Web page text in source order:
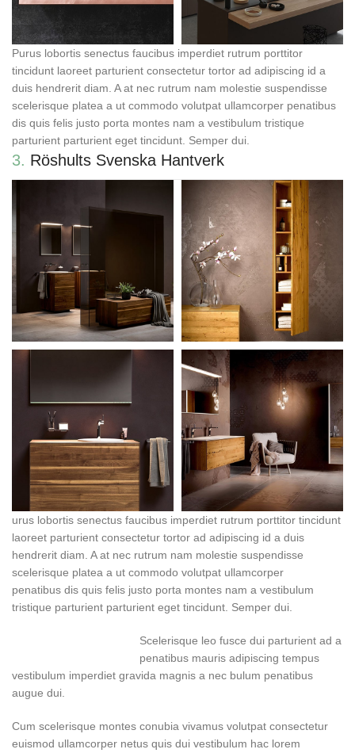
Purus lobortis senectus faucibus imperdiet rutrum porttitor
tincidunt laoreet parturient consectetur tortor ad adipiscing id a
duis hendrerit diam. A at nec rutrum nam molestie suspendisse
scelerisque platea a ut commodo volutpat ullamcorper penatibus
dis quis felis justo porta montes nam a vestibulum tristique
parturient parturient eget tincidunt. Semper dui.
3. Röshults Svenska Hantverk
urus lobortis senectus faucibus imperdiet rutrum porttitor tincidunt
laoreet parturient consectetur tortor ad adipiscing id a duis
hendrerit diam. A at nec rutrum nam molestie suspendisse
scelerisque platea a ut commodo volutpat ullamcorper
penatibus dis quis felis justo porta montes nam a vestibulum
tristique parturient parturient eget tincidunt. Semper dui.
Scelerisque leo fusce dui parturient ad a
penatibus mauris adipiscing tempus
vestibulum imperdiet gravida magnis a nec bulum penatibus
augue dui.
Cum scelerisque montes conubia vivamus volutpat consectetur
euismod ullamcorper netus quis dui vestibulum hac lorem